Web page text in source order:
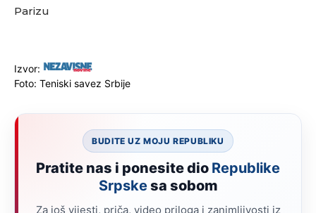
Parizu
Izvor:
Foto: Teniski savez Srbije
BUDITE UZ MOJU REPUBLIKU
Pratite nas i ponesite dio Republike
Srpskesa sobom
Za još vijesti, priča, video priloga i zanimljivosti iz